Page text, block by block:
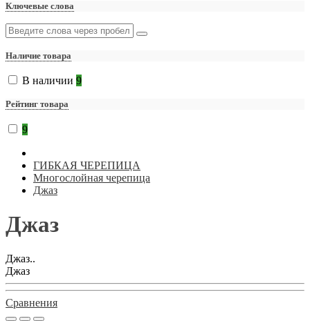
Ключевые слова
Наличие товара
В наличии 9
Рейтинг товара
9
ГИБКАЯ ЧЕРЕПИЦА
Многослойная черепица
Джаз
Джаз
Джаз..
Джаз
Сравнения